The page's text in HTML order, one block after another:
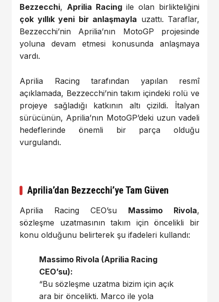
Bezzecchi, Aprilia Racingile olan birlikteliğini
çok yıllık yeni bir anlaşmayla uzattı. Taraflar,
Bezzecchi’nin Aprilia’nın MotoGP projesinde
yoluna devam etmesi konusunda anlaşmaya
vardı.
Aprilia Racing tarafından yapılan resmî
açıklamada, Bezzecchi’nin takım içindeki rolü ve
projeye sağladığı katkının altı çizildi. İtalyan
sürücünün, Aprilia’nın MotoGP’deki uzun vadeli
hedeflerinde önemli bir parça olduğu
vurgulandı.
Aprilia’dan Bezzecchi’ye Tam Güven
Aprilia Racing CEO’su Massimo Rivola,
sözleşme uzatmasının takım için öncelikli bir
konu olduğunu belirterek şu ifadeleri kullandı:
Massimo Rivola (Aprilia Racing
CEO’su):
“Bu sözleşme uzatma bizim için açık
ara bir öncelikti. Marco ile yola